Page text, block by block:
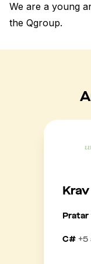
We are a young
the Qgroup.
Krav
C# +5